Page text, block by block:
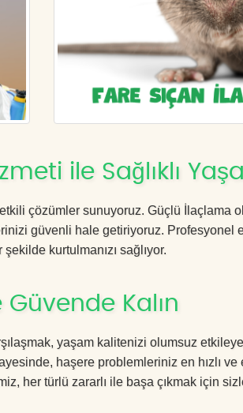
ile Sağlıklı
çözümler sunuyoruz. Güçlü İlaçlama
güvenli hale getiriyoruz. Profesyonel
kurtulmanızı sağlıyor.
Kalın
yaşam kalitenizi olumsuz
haşere problemleriniz en hızlı
her türlü zararlı ile başa çıkmak için